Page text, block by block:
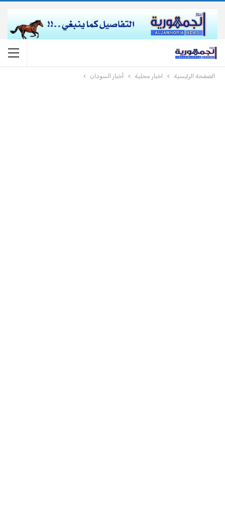
الصفحة الرئيسية اخبار محلية أخبار السودان